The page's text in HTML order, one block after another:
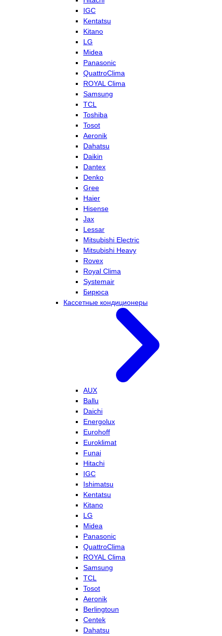
IGC
Kentatsu
Kitano
LG
Midea
Panasonic
QuattroClima
ROYAL Clima
Samsung
TCL
Toshiba
Tosot
Aeronik
Dahatsu
Daikin
Dantex
Denko
Gree
Haier
Hisense
Jax
Lessar
Mitsubishi Electric
Mitsubishi Heavy
Rovex
Royal Clima
Systemair
Бирюса
Кассетные кондиционеры
AUX
Ballu
Daichi
Energolux
Eurohoff
Euroklimat
Funai
Hitachi
IGC
Ishimatsu
Kentatsu
Kitano
LG
Midea
Panasonic
QuattroClima
ROYAL Clima
Samsung
TCL
Tosot
Aeronik
Berlingtoun
Centek
Dahatsu